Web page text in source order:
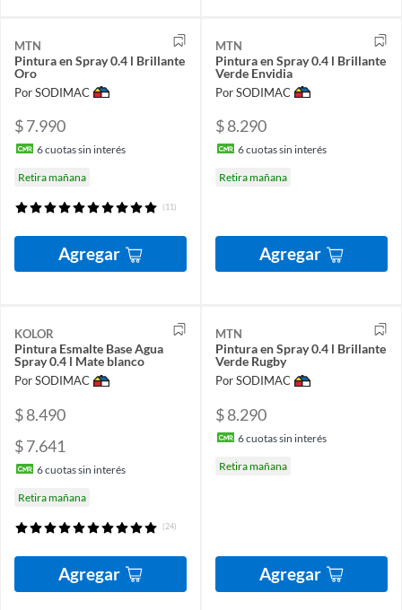
MTN
Pintura en Spray 0.4 l Brillante
Oro
Por SODIMAC
$ 7.990
6cuotas sin interés
Retira mañana
(11)
Agregar
MTN
Pintura en Spray 0.4 l Brillante
Verde Envidia
Por SODIMAC
$ 8.290
6cuotas sin interés
Retira mañana
Agregar
KOLOR
Pintura Esmalte Base Agua
Spray 0.4 l Mate blanco
Por SODIMAC
$ 8.490
$ 7.641
6cuotas sin interés
Retira mañana
(24)
Agregar
MTN
Pintura en Spray 0.4 l Brillante
Verde Rugby
Por SODIMAC
$ 8.290
6cuotas sin interés
Retira mañana
Agregar